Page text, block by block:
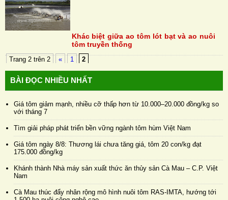
Khác biệt giữa ao tôm lót bạt và ao nuôi
tôm truyền thống
Trang 2 trên 2 « 1 2
BÀI ĐỌC NHIỀU NHẤT
Giá tôm giảm mạnh, nhiều cỡ thấp hơn từ 10.000–20.000 đồng/kg so
với tháng 7
Tìm giải pháp phát triển bền vững ngành tôm hùm Việt Nam
Giá tôm ngày 8/8: Thương lái chưa tăng giá, tôm 20 con/kg đạt
175.000 đồng/kg
Khánh thành Nhà máy sản xuất thức ăn thủy sản Cà Mau – C.P. Việt
Nam
Cà Mau thúc đẩy nhân rộng mô hình nuôi tôm RAS-IMTA, hướng tới